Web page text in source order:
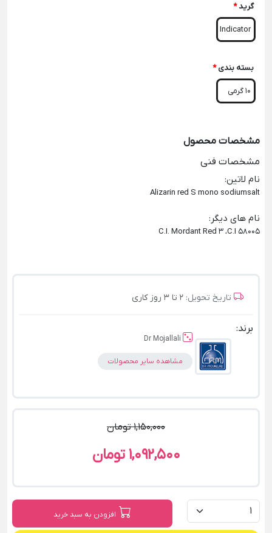
گرید*
Indicator
بسته بندی *
10 گرمی
مشخصات محصول
مشخصات فنی
نام لاتین:
Alizarin red S mono sodiumsalt
نام های دیگر :
C.I. Mordant Red 3 ،C.I 58005
تاریخ تحویل: 2 تا 3 روز کاری
برند:
Dr Mojallali
مشاهده سایر محصولات
1,150,000 تومان
1,092,500 تومان
افزودن به سبد خرید